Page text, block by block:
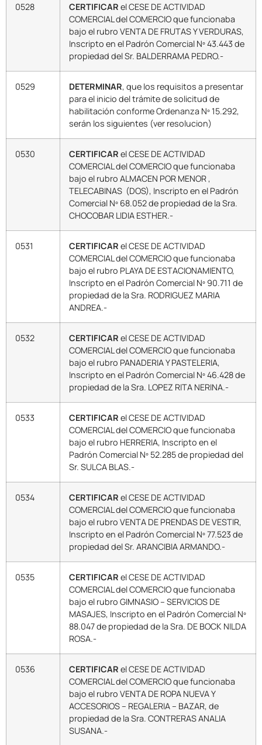
0528 CERTIFICAR el CESE DE ACTIVIDAD
COMERCIAL del COMERCIO que funcionaba
bajo el rubro VENTA DE FRUTAS Y VERDURAS,
Inscripto en el Padrón Comercial Nº 43.443 de
propiedad del Sr. BALDERRAMA PEDRO.-
0529 DETERMINAR, que los requisitos a presentar
para el inicio del trámite de solicitud de
habilitación conforme Ordenanza Nº 15.292,
serán los siguientes (ver resolucion)
0530 CERTIFICAR el CESE DE ACTIVIDAD
COMERCIAL del COMERCIO que funcionaba
bajo el rubro ALMACEN POR MENOR ,
TELECABINAS (DOS), Inscripto en el Padrón
Comercial Nº 68.052 de propiedad de la Sra.
CHOCOBAR LIDIA ESTHER.-
0531 CERTIFICAR el CESE DE ACTIVIDAD
COMERCIAL del COMERCIO que funcionaba
bajo el rubro PLAYA DE ESTACIONAMIENTO,
Inscripto en el Padrón Comercial Nº 90.711 de
propiedad de la Sra. RODRIGUEZ MARIA
ANDREA.-
0532 CERTIFICAR el CESE DE ACTIVIDAD
COMERCIAL del COMERCIO que funcionaba
bajo el rubro PANADERIA Y PASTELERIA,
Inscripto en el Padrón Comercial Nº 46.428 de
propiedad de la Sra. LOPEZ RITA NERINA.-
0533 CERTIFICAR el CESE DE ACTIVIDAD
COMERCIAL del COMERCIO que funcionaba
bajo el rubro HERRERIA, Inscripto en el
Padrón Comercial Nº 52.285 de propiedad del
Sr. SULCA BLAS.-
0534 CERTIFICAR el CESE DE ACTIVIDAD
COMERCIAL del COMERCIO que funcionaba
bajo el rubro VENTA DE PRENDAS DE VESTIR,
Inscripto en el Padrón Comercial Nº 77.523 de
propiedad del Sr. ARANCIBIA ARMANDO.-
0535 CERTIFICAR el CESE DE ACTIVIDAD
COMERCIAL del COMERCIO que funcionaba
bajo el rubro GIMNASIO – SERVICIOS DE
MASAJES, Inscripto en el Padrón Comercial Nº
88.047 de propiedad de la Sra. DE BOCK NILDA
ROSA.-
0536 CERTIFICAR el CESE DE ACTIVIDAD
COMERCIAL del COMERCIO que funcionaba
bajo el rubro VENTA DE ROPA NUEVA Y
ACCESORIOS – REGALERIA – BAZAR, de
propiedad de la Sra. CONTRERAS ANALIA
SUSANA.-